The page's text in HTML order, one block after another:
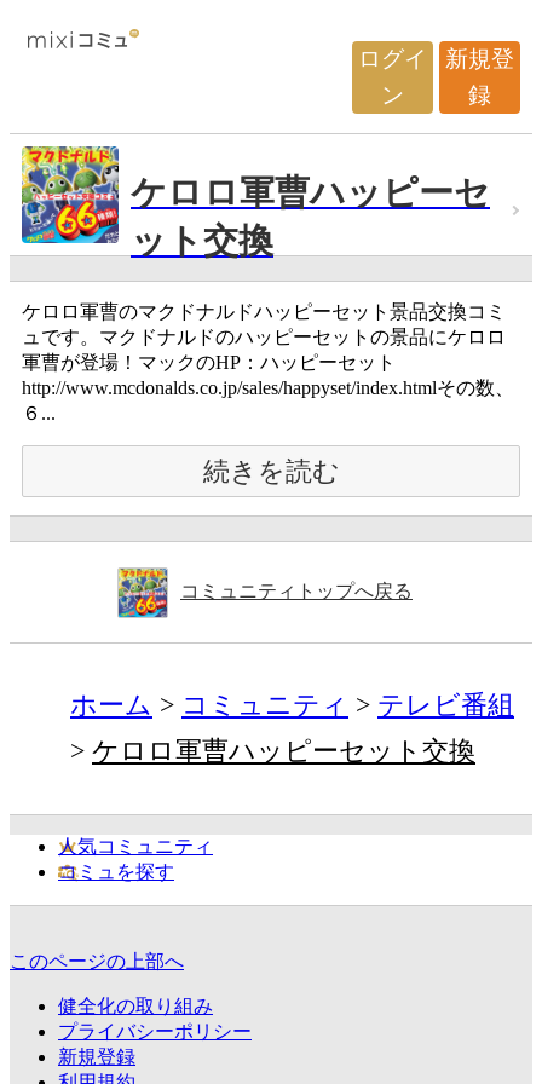
ログイ
ン
新規登
録
ケロロ軍曹ハッピーセ
ット交換
ケロロ軍曹のマクドナルドハッピーセット景品交換コミ
ュです。マクドナルドのハッピーセットの景品にケロロ
軍曹が登場！マックのHP：ハッピーセット
http://www.mcdonalds.co.jp/sales/happyset/index.htmlその数、
６...
続きを読む
コミュニティトップへ戻る
ホーム コミュニティ
テレビ番組
ケロロ軍曹ハッピーセット交換
人気コミュニティ
コミュを探す
このページの上部へ
健全化の取り組み
プライバシーポリシー
新規登録